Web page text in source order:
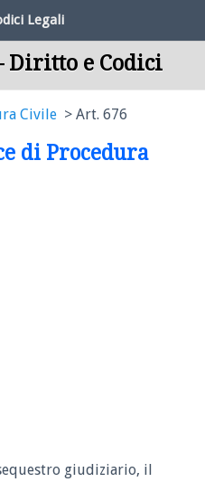
Legali
Diritto e Codici
Civile Art. 676
di Procedura
giudiziario, il